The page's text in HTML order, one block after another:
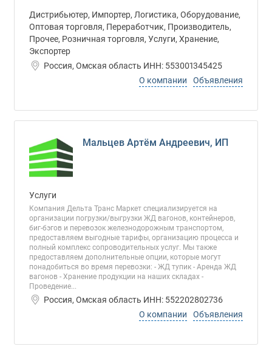
Дистрибьютер, Импортер, Логистика, Оборудование,
Оптовая торговля, Переработчик, Производитель,
Прочее, Розничная торговля, Услуги, Хранение,
Экспортер
Россия, Омская область ИНН: 553001345425
О компании
Объявления
Мальцев Артём Андреевич, ИП
Услуги
Компания Дельта Транс Маркет специализируется на
организации погрузки/выгрузки ЖД вагонов, контейнеров,
биг-бэгов и перевозок железнодорожным транспортом,
предоставляем выгодные тарифы, организацию процесса и
полный комплекс сопроводительных услуг. Мы также
предоставляем дополнительные опции, которые могут
понадобиться во время перевозки: - ЖД тупик - Аренда ЖД
вагонов - Хранение продукции на наших складах -
Проведение...
Россия, Омская область ИНН: 552202802736
О компании
Объявления